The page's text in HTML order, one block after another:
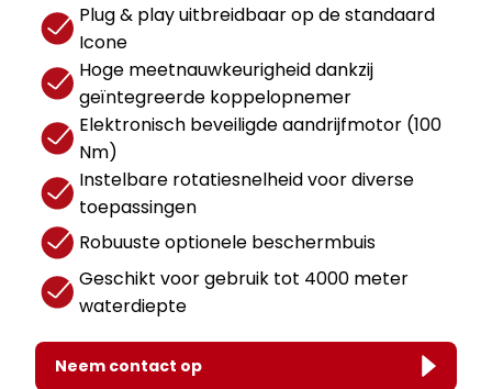
Plug & play uitbreidbaar op de standaard
Icone
Hoge meetnauwkeurigheid dankzij
geïntegreerde koppelopnemer
Elektronisch beveiligde aandrijfmotor (100
Nm)
Instelbare rotatiesnelheid voor diverse
toepassingen
Robuuste optionele beschermbuis
Geschikt voor gebruik tot 4000 meter
waterdiepte
Neem contact op